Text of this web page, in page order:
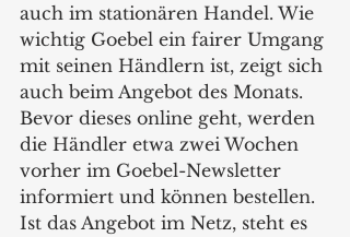
auch im stationären Handel. Wie
wichtig Goebel ein fairer Umgang
mit seinen Händlern ist, zeigt sich
auch beim Angebot des Monats.
Bevor dieses online geht, werden
die Händler etwa zwei Wochen
vorher im Goebel-Newsletter
informiert und können bestellen.
Ist das Angebot im Netz, steht es